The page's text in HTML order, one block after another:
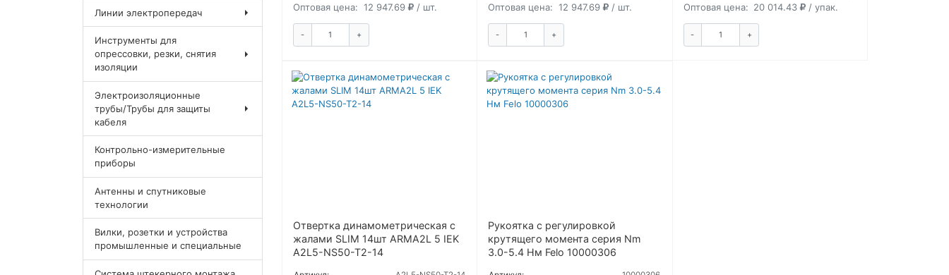
Оптовая цена: 12 947.69 / шт.
- +
Оптовая цена: 12 947.69 / шт.
- +
Оптовая цена: 20 014.43 / упак.
- +
Отвертка динамометрическая с
жалами SLIM 14шт ARMA2L 5 IEK
A2L5-NS50-T2-14
Рукоятка с регулировкой
крутящего момента серия Nm
3.0-5.4 Нм Felo 10000306
Линии электропередач
Инструменты для
опрессовки, резки, снятия
изоляции
Электроизоляционные
трубы/Трубы для защиты
кабеля
Контрольно-измерительные
приборы
Антенны и спутниковые
технологии
Вилки, розетки и устройства
промышленные и специальные